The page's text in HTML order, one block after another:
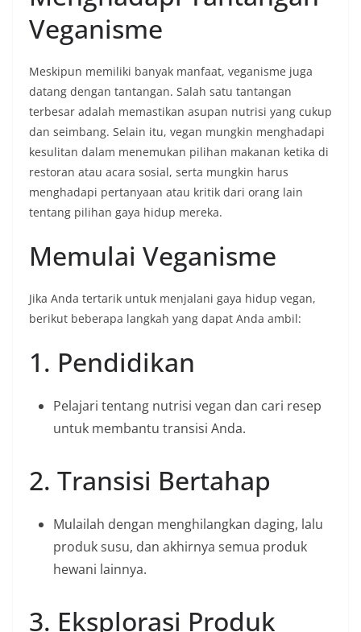
Veganisme
Meskipun memiliki banyak manfaat, veganisme juga
datang dengan tantangan. Salah satu tantangan
terbesar adalah memastikan asupan nutrisi yang cukup
dan seimbang. Selain itu, vegan mungkin menghadapi
kesulitan dalam menemukan pilihan makanan ketika di
restoran atau acara sosial, serta mungkin harus
menghadapi pertanyaan atau kritik dari orang lain
tentang pilihan gaya hidup mereka.
Memulai Veganisme
Jika Anda tertarik untuk menjalani gaya hidup vegan,
berikut beberapa langkah yang dapat Anda ambil:
1. Pendidikan
Pelajari tentang nutrisi vegan dan cari resep
untuk membantu transisi Anda.
2. Transisi Bertahap
Mulailah dengan menghilangkan daging, lalu
produk susu, dan akhirnya semua produk
hewani lainnya.
3. Eksplorasi Produk